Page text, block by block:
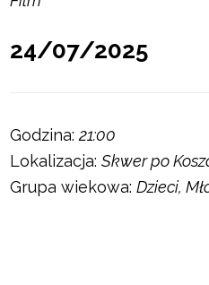
24/07/2025
Godzina:21:00
Lokalizacja:Skwer po
Grupa wiekowa:Dzieci,